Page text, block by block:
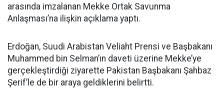
arasında imzalanan Mekke Ortak Savunma
Anlaşması’na ilişkin açıklama yaptı.
Erdoğan, Suudi Arabistan Veliaht Prensi ve Başbakanı
Muhammed bin Selman’ın daveti üzerine Mekke’ye
gerçekleştirdiği ziyarette Pakistan Başbakanı Şahbaz
Şerif’le de bir araya geldiklerini belirtti.